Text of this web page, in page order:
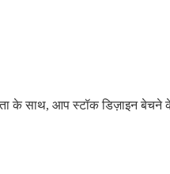
के साथ, आप स्टॉक डिज़ाइन बेचने